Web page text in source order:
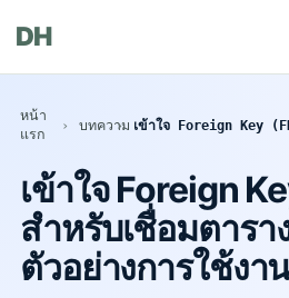
DH
หน้า
แรก
บทความ เข้าใจ Foreign Key
เข้าใจ Foreign
สำหรับเชื่อมตารา
ตัวอย่างการใช้งา